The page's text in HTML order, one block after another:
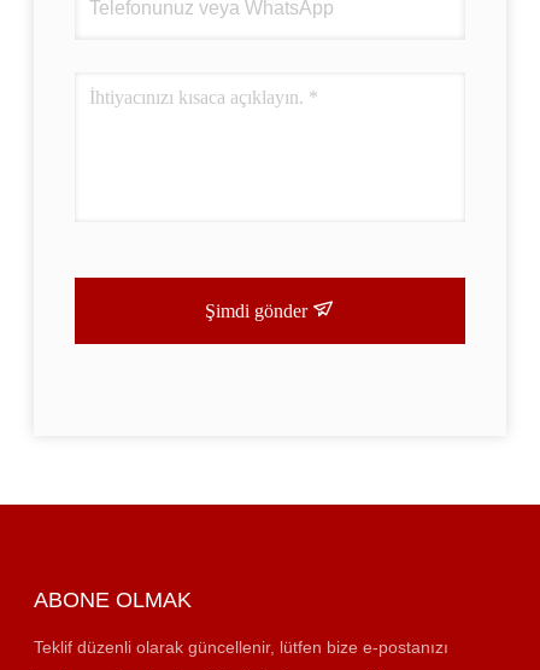
Şimdi gönder
ABONE OLMAK
Teklif düzenli olarak güncellenir, lütfen bize e-postanızı